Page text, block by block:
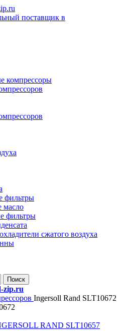
компрессоры
фильтры
масло
фильтры
сжатого воздуха
Поиск
zip.ru
Ingersoll Rand SLT10672
RAND SLT10657